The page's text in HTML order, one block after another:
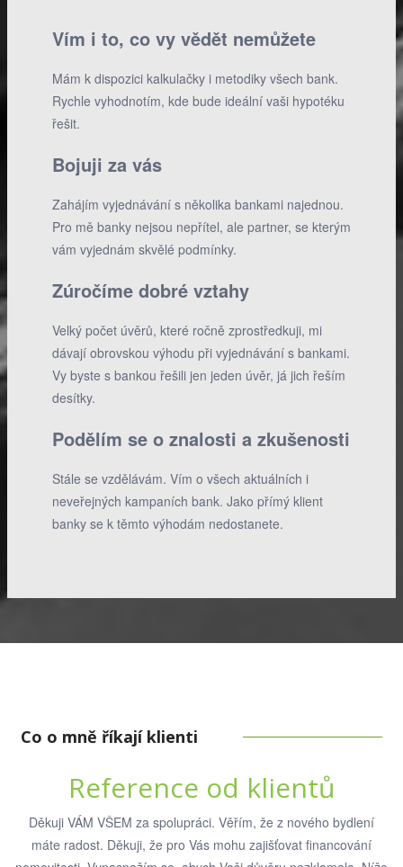
Vím i to, co vy vědět nemůžete
Mám k dispozici kalkulačky i metodiky všech bank.
Rychle vyhodnotím, kde bude ideální vaši hypotéku
řešit.
Bojuji za vás
Zahájím vyjednávání s několika bankami najednou.
Pro mě banky nejsou nepřítel, ale partner, se kterým
vám vyjednám skvělé podmínky.
Zúročíme dobré vztahy
Velký počet úvěrů, které ročně zprostředkuji, mi
dávají obrovskou výhodu při vyjednávání s bankami.
Vy byste s bankou řešili jen jeden úvěr, já jich řeším
desítky.
Podělím se o znalosti a zkušenosti
Stále se vzdělávám. Vím o všech aktuálních i
neveřejných kampaních bank. Jako přímý klient
banky se k těmto výhodám nedostanete.
Co o mně říkají klienti
Reference od klientů
Děkuji VÁM VŠEM za spolupráci. Věřím, že z nového bydlení
máte radost. Děkuji, že pro Vás mohu zajišťovat financování